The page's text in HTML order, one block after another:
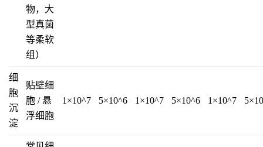
物，大
型真菌
等柔软
组）
细
胞
沉
淀
贴壁细
胞 / 悬
浮细胞
1×10^7 5×10^6 1×10^7 5×10^6 1×10^7